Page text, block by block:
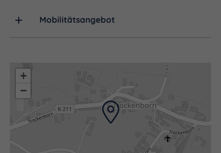
Rieseneck und dem Lustschloss Herzogstuhl ein.
sportliche Aktivitäten stehen diverse Radwege,
Laufstrecken, Reitwege, Minigolf, etc. zur
Verfügung.
Mobilitätsangebot
+
−